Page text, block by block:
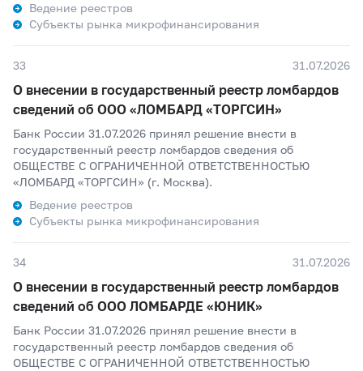
Ведение реестров
Субъекты рынка микрофинансирования
33 31.07.2026
О внесении в государственный реестр ломбардов
сведений об ООО «ЛОМБАРД «ТОРГСИН»
Банк России 31.07.2026 принял решение внести в
государственный реестр ломбардов сведения об
ОБЩЕСТВЕ С ОГРАНИЧЕННОЙ ОТВЕТСТВЕННОСТЬЮ
«ЛОМБАРД «ТОРГСИН» (г. Москва).
Ведение реестров
Субъекты рынка микрофинансирования
34 31.07.2026
О внесении в государственный реестр ломбардов
сведений об ООО ЛОМБАРДЕ «ЮНИК»
Банк России 31.07.2026 принял решение внести в
государственный реестр ломбардов сведения об
ОБЩЕСТВЕ С ОГРАНИЧЕННОЙ ОТВЕТСТВЕННОСТЬЮ